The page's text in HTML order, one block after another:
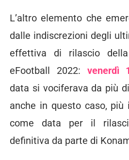
L’altro elemento che
dalle indiscrezioni degli
effettiva di rilascio
eFootball 2022: venerdì
data si vociferava da più
anche in questo caso, più
come data per il
definitiva da parte di